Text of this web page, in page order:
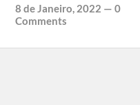
8 de Janeiro, 2022 —0
Comments